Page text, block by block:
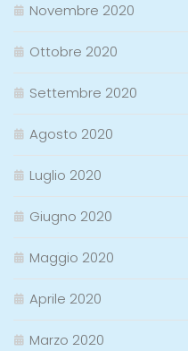
Novembre 2020
Ottobre 2020
Settembre 2020
Agosto 2020
Luglio 2020
Giugno 2020
Maggio 2020
Aprile 2020
Marzo 2020